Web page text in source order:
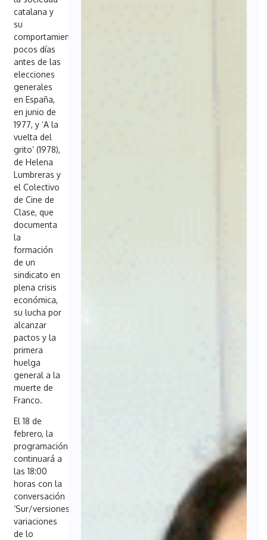
catalana y
su
comportamiento
pocos días
antes de las
elecciones
generales
en España,
en junio de
1977, y ‘A la
vuelta del
grito’ (1978),
de Helena
Lumbreras y
el Colectivo
de Cine de
Clase, que
documenta
la
formación
de un
sindicato en
plena crisis
económica,
su lucha por
alcanzar
pactos y la
primera
huelga
general a la
muerte de
Franco.
El 18 de
febrero, la
programación
continuará a
las 18:00
horas con la
conversación
‘Sur/versiones:
variaciones
de lo